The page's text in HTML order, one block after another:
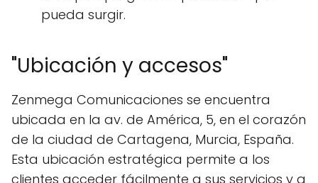
pueda surgir.
"Ubicación y accesos"
Zenmega Comunicaciones se encuentra
ubicada en la av. de América, 5, en el corazón
de la ciudad de Cartagena, Murcia, España.
Esta ubicación estratégica permite a los
clientes acceder fácilmente a sus servicios y a